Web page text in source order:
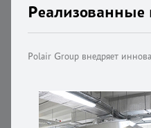
Реализованные
Polair Group внедряет